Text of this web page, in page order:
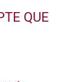
QUE